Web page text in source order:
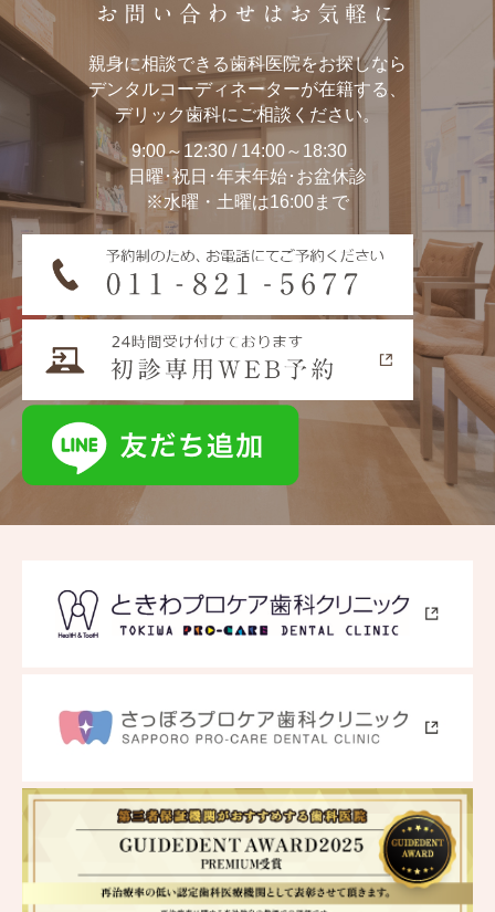
お問い合わせはお気軽に
親身に相談できる歯科医院をお探しなら
デンタルコーディネーターが在籍する、
デリック歯科にご相談ください。
9:00～12:30 / 14:00～18:30
日曜･祝日･年末年始･お盆休診
※水曜・土曜は16:00まで